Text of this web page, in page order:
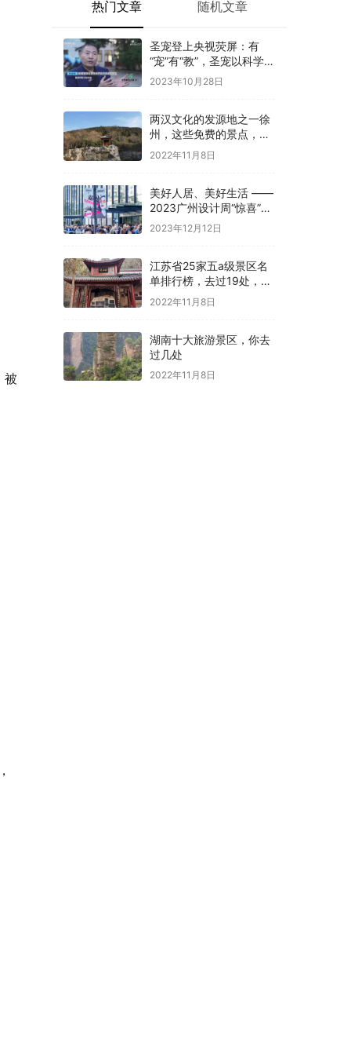
被
热门文章 随机文章
圣宠登上央视荧屏：有
“宠”有“教”，圣宠以科学训
导开启全新养宠体验
2023年10月28日
两汉文化的发源地之一徐
州，这些免费的景点，你
是否都去过
2022年11月8日
美好人居、美好生活 ——
2023广州设计周“惊喜”开
幕
2023年12月12日
江苏省25家五a级景区名
单排行榜，去过19处，才
算真正游过江苏
2022年11月8日
湖南十大旅游景区，你去
过几处
2022年11月8日